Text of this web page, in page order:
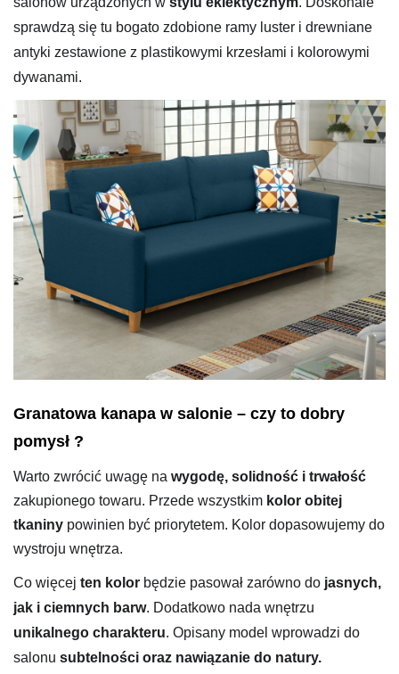
sprawdzą się tu bogato zdobione ramy luster i drewniane
antyki zestawione z plastikowymi krzesłami i kolorowymi
dywanami.
Granatowa kanapa w salonie – czy to dobry
pomysł ?
Warto zwrócić uwagę na wygodę, solidność i trwałość
zakupionego towaru. Przede wszystkim kolor obitej
tkaniny powinien być priorytetem. Kolor dopasowujemy do
wystroju wnętrza.
Co więcej ten kolor będzie pasował zarówno do jasnych,
jak i ciemnych barw. Dodatkowo nada wnętrzu
unikalnego charakteru. Opisany model wprowadzi do
salonu subtelności oraz nawiązanie do natury.